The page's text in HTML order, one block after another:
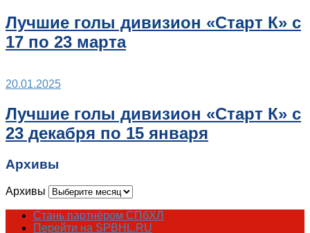
Лучшие голы дивизион «Старт К» с
17 по 23 марта
20.01.2025
Лучшие голы дивизион «Старт К» с
23 декабря по 15 января
Архивы
Архивы
Стань партнёром СПбХЛ
Перейти на SPBHL.RU